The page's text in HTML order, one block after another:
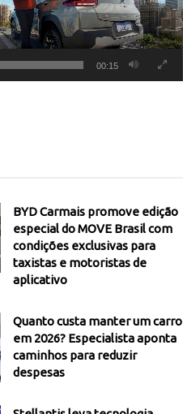
00:15
BYD Carmais promove edição
especial do MOVE Brasil com
condições exclusivas para
taxistas e motoristas de
aplicativo
Quanto custa manter um carro
em 2026? Especialista aponta
caminhos para reduzir
despesas